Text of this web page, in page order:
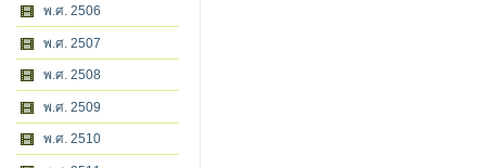
พ.ศ. 2506
พ.ศ. 2507
พ.ศ. 2508
พ.ศ. 2509
พ.ศ. 2510